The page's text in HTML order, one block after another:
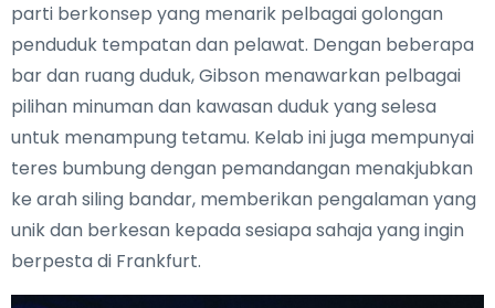
parti berkonsep yang menarik pelbagai golongan
penduduk tempatan dan pelawat. Dengan beberapa
bar dan ruang duduk, Gibson menawarkan pelbagai
pilihan minuman dan kawasan duduk yang selesa
untuk menampung tetamu. Kelab ini juga mempunyai
teres bumbung dengan pemandangan menakjubkan
ke arah siling bandar, memberikan pengalaman yang
unik dan berkesan kepada sesiapa sahaja yang ingin
berpesta di Frankfurt.